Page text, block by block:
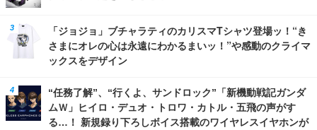
「ジョジョ」ブチャラティのカリスマTシャツ登場ッ！“き
さまにオレの心は永遠にわかるまいッ！”や感動のクライマ
ックスをデザイン
“任務了解”、“行くよ、サンドロック”「新機動戦記ガンダ
ムＷ」ヒイロ・デュオ・トロワ・カトル・五飛の声がす
る…！ 新規録り下ろしボイス搭載のワイヤレスイヤホンが